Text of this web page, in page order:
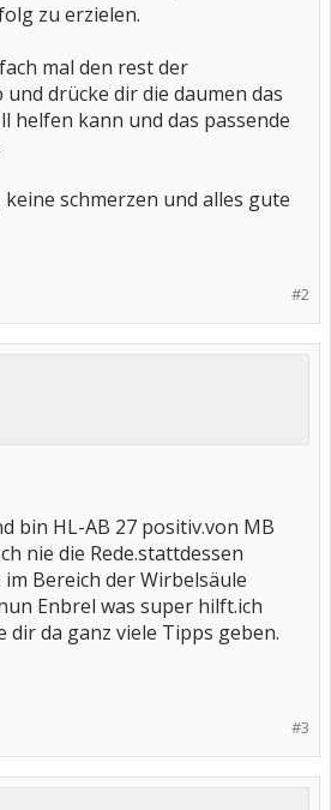
zu erzielen.
mal den rest der
drücke dir die daumen das
helfen kann und das passende
schmerzen und alles gute
#2
bin HL-AB 27 positiv.von MB
nie die Rede.stattdessen
Bereich der Wirbelsäule
Enbrel was super hilft.ich
da ganz viele Tipps geben.
#3